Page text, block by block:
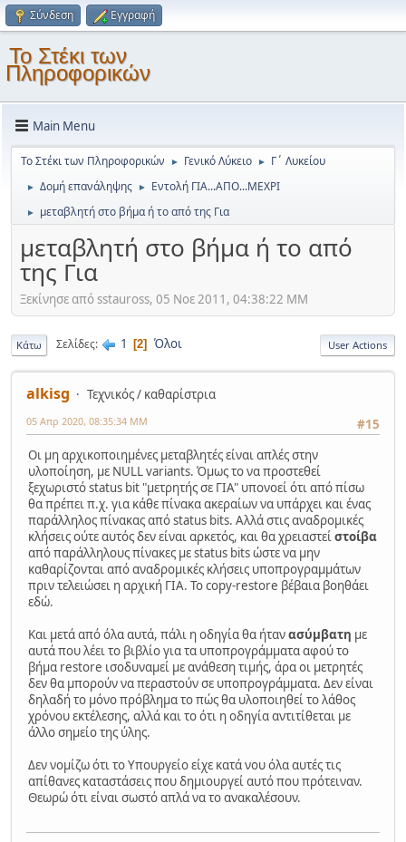
Σύνδεση Εγγραφή
Το Στέκι των
Πληροφορικών
Main Menu
Το Στέκι των Πληροφορικών ► Γενικό Λύκειο ► Γ΄ Λυκείου
► Δομή επανάληψης ► Εντολή ΓΙΑ...ΑΠΟ...ΜΕΧΡΙ
► μεταβλητή στο βήμα ή το από της Για
μεταβλητή στο βήμα ή το από
της Για
Ξεκίνησε από sstauross, 05 Νοε 2011, 04:38:22 ΜΜ
Κάτω Σελίδες 1 2 Όλοι User Actions
alkisg
Τεχνικός / καθαρίστρια
#15
05 Απρ 2020, 08:35:34 ΜΜ
Οι μη αρχικοποιημένες μεταβλητές είναι απλές στην
υλοποίηση, με NULL variants. Όμως το να προστεθεί
ξεχωριστό status bit "μετρητής σε ΓΙΑ" υπονοεί ότι από πίσω
θα πρέπει π.χ. για κάθε πίνακα ακεραίων να υπάρχει και ένας
παράλληλος πίνακας από status bits. Αλλά στις αναδρομικές
κλήσεις ούτε αυτός δεν είναι αρκετός, και θα χρειαστείστοίβα
από παράλληλους πίνακες με status bits ώστε να μην
καθαρίζονται από αναδρομικές κλήσεις υποπρογραμμάτων
πριν τελειώσει η αρχική ΓΙΑ. Το copy-restore βέβαια βοηθάει
εδώ.
Και μετά από όλα αυτά, πάλι η οδηγία θα ήτανασύμβατη με
αυτά που λέει το βιβλίο για τα υποπρογράμματα αφού το
βήμα restore ισοδυναμεί με ανάθεση τιμής, άρα οι μετρητές
δεν θα μπορούν να περαστούν σε υποπρογράμματα. Δεν είναι
δηλαδή το μόνο πρόβλημα το πώς θα υλοποιηθεί το λάθος
χρόνου εκτέλεσης, αλλά και το ότι η οδηγία αντιτίθεται με
άλλο σημείο της ύλης.
Δεν νομίζω ότι το Υπουργείο είχε κατά νου όλα αυτές τις
απίθανες καταστάσεις που δημιουργεί αυτό που πρότειναν.
Θεωρώ ότι είναι σωστό απλά να το ανακαλέσουν.